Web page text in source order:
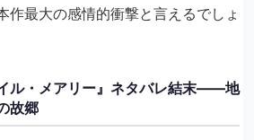
作最大の感情的衝撃と言えるでしょ
ル・メアリー』ネタバレ結末——地
故郷